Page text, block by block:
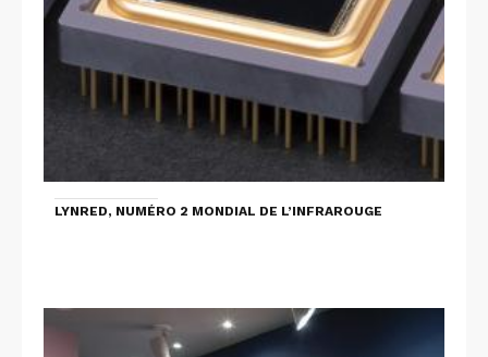
LYNRED, NUMÉRO 2 MONDIAL DE L’INFRAROUGE